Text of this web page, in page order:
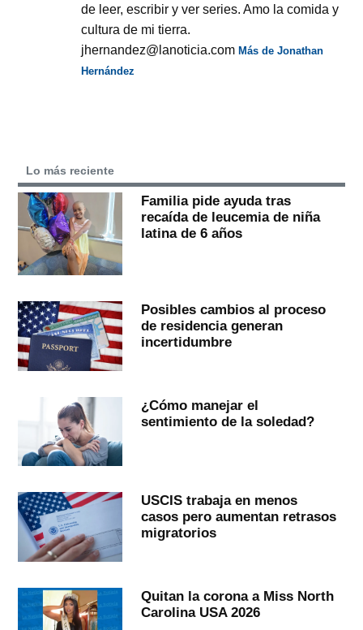
de leer, escribir y ver series. Amo la comida y
cultura de mi tierra.
jhernandez@lanoticia.comMás de Jonathan
Hernández
Lo más reciente
Familia pide ayuda tras
recaída de leucemia de niña
latina de 6 años
Posibles cambios al proceso
de residencia generan
incertidumbre
¿Cómo manejar el
sentimiento de la soledad?
USCIS trabaja en menos
casos pero aumentan retrasos
migratorios
Quitan la corona a Miss North
Carolina USA 2026